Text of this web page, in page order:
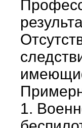
1.